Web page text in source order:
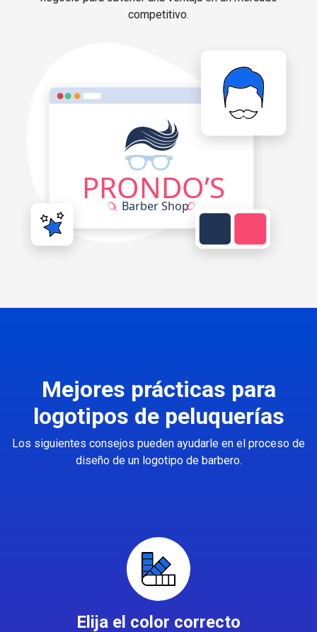
competitivo.
Mejores prácticas para
logotipos de peluquerías
Los siguientes consejos pueden ayudarle en el proceso de
diseño de un logotipo de barbero.
Elija el color correcto